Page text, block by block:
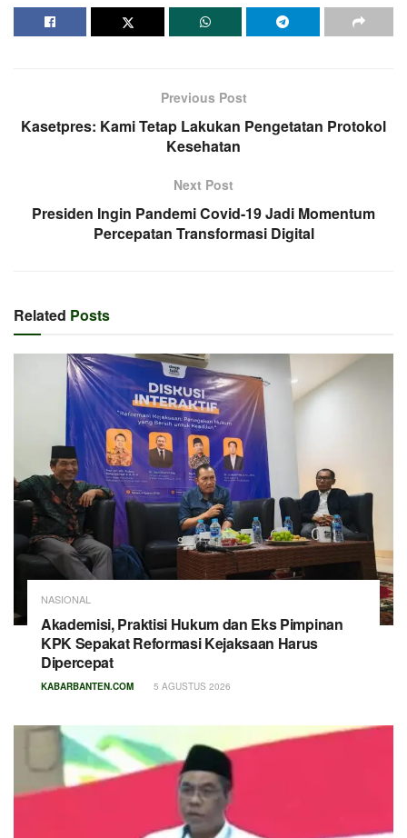
Previous Post
Kasetpres: Kami Tetap Lakukan Pengetatan Protokol
Kesehatan
Next Post
Presiden Ingin Pandemi Covid-19 Jadi Momentum
Percepatan Transformasi Digital
Related Posts
NASIONAL
Akademisi, Praktisi Hukum dan Eks Pimpinan
KPK Sepakat Reformasi Kejaksaan Harus
Dipercepat
KABARBANTEN.COM 5 AGUSTUS 2026